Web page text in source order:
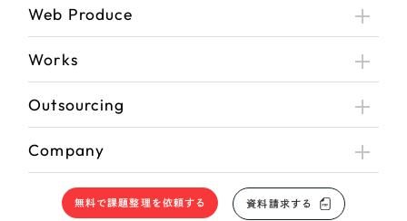
Web Produce
Works
Outsourcing
Company
無料で課題整理を依頼する 資料請求する